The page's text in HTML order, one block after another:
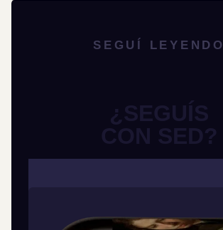
SEGUÍ LEYENDO
¿SEGUÍS
CON SED?